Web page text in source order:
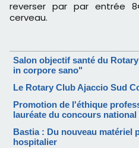
reverser par par entrée
cerveau.
Salon objectif santé du
in corpore sano"
Le Rotary Club Ajaccio Sud
Promotion de l'éthique
lauréate du concours
Bastia : Du nouveau matériel
hospitalier